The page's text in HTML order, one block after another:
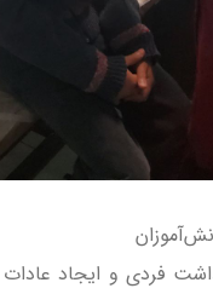
فردی و ایجاد